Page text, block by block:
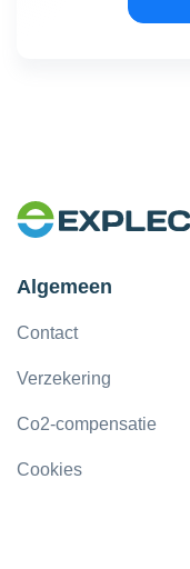
Algemeen
Contact
Verzekering
Co2-compensatie
Cookies